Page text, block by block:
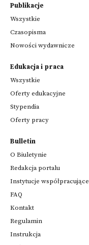
Publikacje
Wszystkie
Czasopisma
Nowości wydawnicze
Edukacja i praca
Wszystkie
Oferty edukacyjne
Stypendia
Oferty pracy
Bulletin
O Biuletynie
Redakcja portalu
Instytucje współpracujące
FAQ
Kontakt
Regulamin
Instrukcja